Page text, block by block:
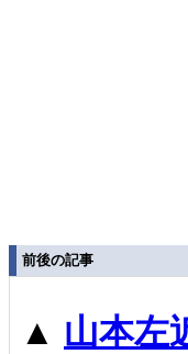
前後の記事
▲ 山本左